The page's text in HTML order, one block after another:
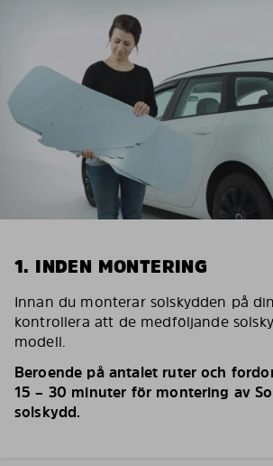
1. INDEN MONTERING
Innan du monterar solskydden på
kontrollera att de medföljande
modell.
Beroende på antalet ruter och
15 – 30 minuter för montering av
solskydd.